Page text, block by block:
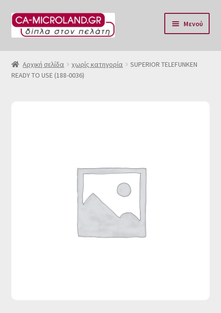
Απευθείας
μετάβαση
Μετάβαση
σε
Μενού
Αρχική
Η Eταιρία μας
Πολιτική επιστροφών
Αρχική σελίδα χωρίς κατηγορία
SUPERIOR TELEFUNKEN
READY TO USE (188-0036)